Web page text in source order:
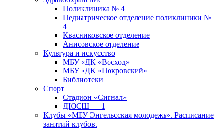
Поликлиника № 4
Педиатрическое отделение поликлиники №
4
Квасниковское отделение
Анисовское отделение
Культура и искусство
МБУ «ДК «Восход»
МБУ «ДК «Покровский»
Библиотеки
Спорт
Стадион «Сигнал»
ДЮСШ — 1
Клубы «МБУ Энгельсская молодежь». Расписание
занятий клубов.